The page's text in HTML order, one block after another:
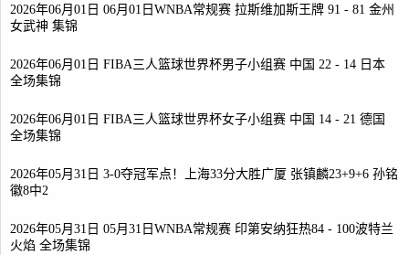
2026年06月01日 06月01日WNBA常规赛 拉斯维加斯王牌 91 - 81 金州
女武神 集锦
2026年06月01日 FIBA三人篮球世界杯男子小组赛 中国 22 - 14 日本
全场集锦
2026年06月01日 FIBA三人篮球世界杯女子小组赛 中国 14 - 21 德国
全场集锦
2026年05月31日 3-0夺冠军点！上海33分大胜广厦 张镇麟23+9+6 孙铭
徽8中2
2026年05月31日 05月31日WNBA常规赛 印第安纳狂热84 - 100波特兰
火焰 全场集锦